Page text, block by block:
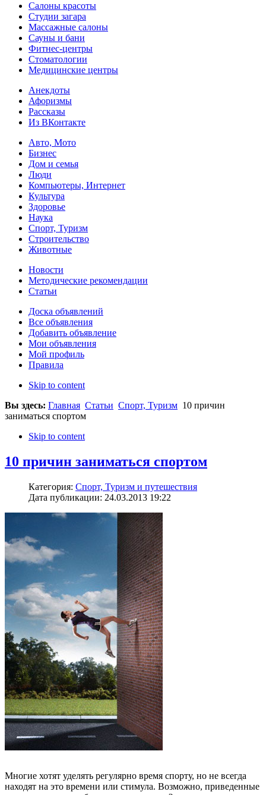
Салоны красоты
Студии загара
Массажные салоны
Сауны и бани
Фитнес-центры
Стоматологии
Медицинские центры
Анекдоты
Афоризмы
Рассказы
Из ВКонтакте
Авто, Мото
Бизнес
Дом и семья
Люди
Компьютеры, Интернет
Культура
Здоровье
Наука
Спорт, Туризм
Строительство
Животные
Новости
Методические рекомендации
Статьи
Доска объявлений
Все объявления
Добавить объявление
Мои объявления
Мой профиль
Правила
Skip to content
Вы здесь: Главная Статьи Спорт, Туризм 10 причин
заниматься спортом
Skip to content
10 причин заниматься спортом
Категория: Спорт, Туризм и путешествия
Дата публикации: 24.03.2013 19:22
Многие хотят уделять регулярно время спорту, но не всегда
находят на это времени или стимула. Возможно, приведенные